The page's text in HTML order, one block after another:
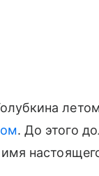
. До этого